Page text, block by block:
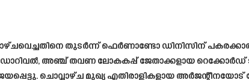
തുടർന്ന് ഫെർണാണ്ടോ ഡിനിസിന്
അഞ്ച് തവണ ലോകകപ്പ് ജേതാക്കളായ റെക്കോർഡ്
ചൊവ്വാഴ്ച മുഖ്യ എതിരാളികളായ